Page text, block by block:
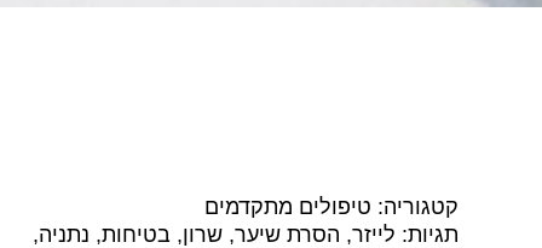
קטגוריה: טיפולים מתקדמים
תגיות: לייזר, הסרת שיער, שרון, בטיחות, נתניה,